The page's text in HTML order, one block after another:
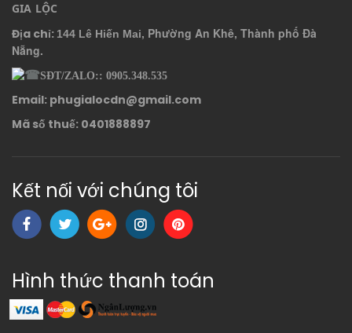
GIA LỘC
Địa chỉ: 144 Lê Hiến Mai, Phường An Khê, Thành phố Đà
Nẵng.
SĐT/ZALO:: 0905.348.535
Email: phugialocdn@gmail.com
Mã số thuế: 0401888897
Kết nối với chúng tôi
Hình thức thanh toán